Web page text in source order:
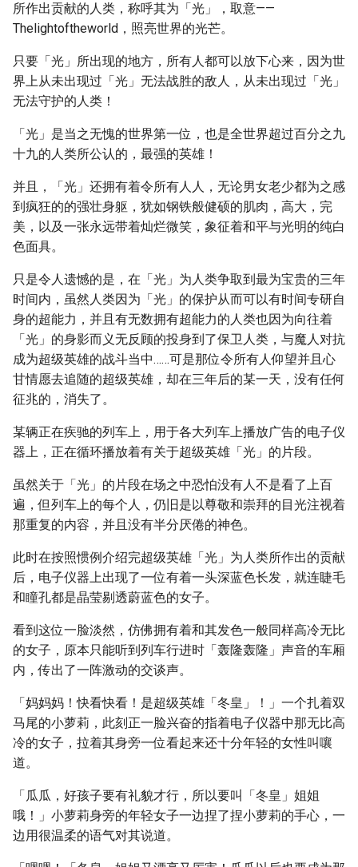
所作出贡献的人类，称呼其为「光」，取意——
Thelightoftheworld，照亮世界的光芒。
只要「光」所出现的地方，所有人都可以放下心来，因为世
界上从未出现过「光」无法战胜的敌人，从未出现过「光」
无法守护的人类！
「光」是当之无愧的世界第一位，也是全世界超过百分之九
十九的人类所公认的，最强的英雄！
并且，「光」还拥有着令所有人人，无论男女老少都为之感
到疯狂的的强壮身躯，犹如钢铁般健硕的肌肉，高大，完
美，以及一张永远带着灿烂微笑，象征着和平与光明的纯白
色面具。
只是令人遗憾的是，在「光」为人类争取到最为宝贵的三年
时间内，虽然人类因为「光」的保护从而可以有时间专研自
身的超能力，并且有无数拥有超能力的人类也因为向往着
「光」的身影而义无反顾的投身到了保卫人类，与魔人对抗
成为超级英雄的战斗当中……可是那位令所有人仰望并且心
甘情愿去追随的超级英雄，却在三年后的某一天，没有任何
征兆的，消失了。
某辆正在疾驰的列车上，用于各大列车上播放广告的电子仪
器上，正在循环播放着有关于超级英雄「光」的片段。
虽然关于「光」的片段在场之中恐怕没有人不是看了上百
遍，但列车上的每个人，仍旧是以尊敬和崇拜的目光注视着
那重复的内容，并且没有半分厌倦的神色。
此时在按照惯例介绍完超级英雄「光」为人类所作出的贡献
后，电子仪器上出现了一位有着一头深蓝色长发，就连睫毛
和瞳孔都是晶莹剔透蔚蓝色的女子。
看到这位一脸淡然，仿佛拥有着和其发色一般同样高冷无比
的女子，原本只能听到列车行进时「轰隆轰隆」声音的车厢
内，传出了一阵激动的交谈声。
「妈妈妈！快看快看！是超级英雄「冬皇」！」一个扎着双
马尾的小萝莉，此刻正一脸兴奋的指着电子仪器中那无比高
冷的女子，拉着其身旁一位看起来还十分年轻的女性叫嚷
道。
「瓜瓜，好孩子要有礼貌才行，所以要叫「冬皇」姐姐
哦！」小萝莉身旁的年轻女子一边捏了捏小萝莉的手心，一
边用很温柔的语气对其说道。